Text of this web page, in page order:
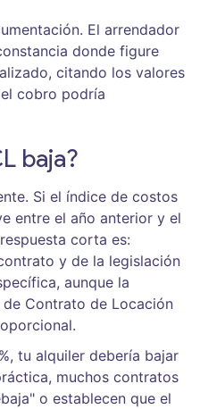
El arrendador
donde figure
citando los valores
cobro podría
baja?
Si el índice de costos
entre el año anterior y el
corta es:
y de la legislación
aunque la
Contrato de Locación
tu alquiler debería bajar
muchos contratos
o establecen que el